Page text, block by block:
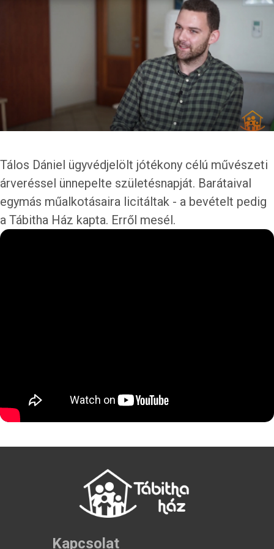
Tálos Dániel ügyvédjelölt jótékony célú művészeti
árveréssel ünnepelte születésnapját. Barátaival
egymás műalkotásaira licitáltak - a bevételt pedig
a Tábitha Ház kapta. Erről mesél.
Kapcsolat